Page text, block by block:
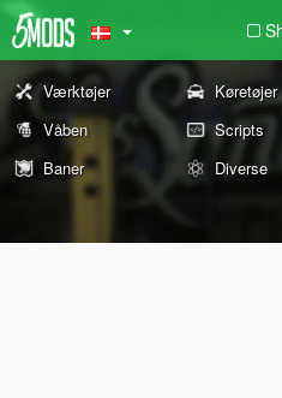
Værktøjer Køretøjer
Våben
Scripts
Baner
Diverse